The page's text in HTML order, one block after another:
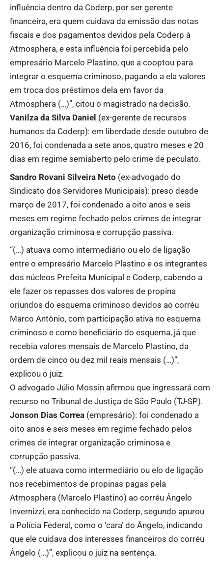
influência dentro da Coderp, por ser gerente
financeira, era quem cuidava da emissão das notas
fiscais e dos pagamentos devidos pela Coderp à
Atmosphera, e esta influência foi percebida pelo
empresário Marcelo Plastino, que a cooptou para
integrar o esquema criminoso, pagando a ela valores
em troca dos préstimos dela em favor da
Atmosphera (…)”, citou o magistrado na decisão.
Vanilza da Silva Daniel (ex-gerente de recursos
humanos da Coderp): em liberdade desde outubro de
2016, foi condenada a sete anos, quatro meses e 20
dias em regime semiaberto pelo crime de peculato.
Sandro Rovani Silveira Neto (ex-advogado do
Sindicato dos Servidores Municipais): preso desde
março de 2017, foi condenado a oito anos e seis
meses em regime fechado pelos crimes de integrar
organização criminosa e corrupção passiva.
“(…) atuava como intermediário ou elo de ligação
entre o empresário Marcelo Plastino e os integrantes
dos núcleos Prefeita Municipal e Coderp, cabendo a
ele fazer os repasses dos valores de propina
oriundos do esquema criminoso devidos ao corréu
Marco Antônio, com participação ativa no esquema
criminoso e como beneficiário do esquema, já que
recebia valores mensais de Marcelo Plastino, da
ordem de cinco ou dez mil reais mensais (…)”,
explicou o juiz.
O advogado Júlio Mossin afirmou que ingressará com
recurso no Tribunal de Justiça de São Paulo (TJ-SP).
Jonson Dias Correa (empresário): foi condenado a
oito anos e seis meses em regime fechado pelos
crimes de integrar organização criminosa e
corrupção passiva.
“(…) ele atuava como intermediário ou elo de ligação
nos recebimentos de propinas pagas pela
Atmosphera (Marcelo Plastino) ao corréu Ângelo
Invernizzi, era conhecido na Coderp, segundo apurou
a Polícia Federal, como o ‘cara’ do Ângelo, indicando
que ele cuidava dos interesses financeiros do corréu
Ângelo (…)”, explicou o juiz na sentença.